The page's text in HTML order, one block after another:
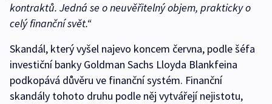
kontraktů. Jedná se o neuvěřitelný objem, prakticky o
celý finanční svět.“
Skandál, který vyšel najevo koncem června, podle šéfa
investiční banky Goldman Sachs Lloyda Blankfeina
podkopává důvěru ve finanční systém. Finanční
skandály tohoto druhu podle něj vytvářejí nejistotu,